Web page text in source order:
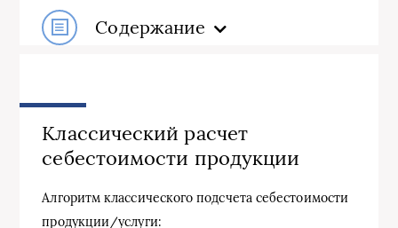
Содержание
Классический расчет
себестоимости продукции
Алгоритм классического подсчета себестоимости
продукции/услуги: